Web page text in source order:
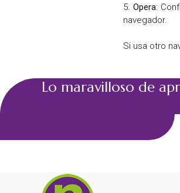
5. Opera:
navegador.
Si usa otro
Lo maravilloso de